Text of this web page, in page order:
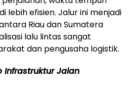
lebih efisien. Jalur ini menjadi
Riau dan Sumatera
lalu lintas sangat
dan pengusaha logistik.
Infrastruktur Jalan